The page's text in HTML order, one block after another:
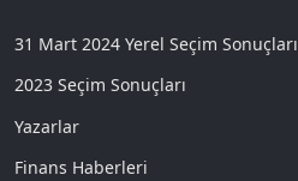
31 Mart 2024 Yerel Seçim Sonuçları
2023 Seçim Sonuçları
Yazarlar
Finans Haberleri